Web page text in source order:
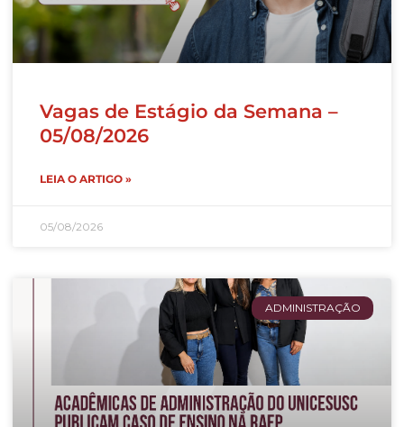
Vagas de Estágio da Semana –
05/08/2026
LEIA O ARTIGO »
05/08/2026
ADMINISTRAÇÃO